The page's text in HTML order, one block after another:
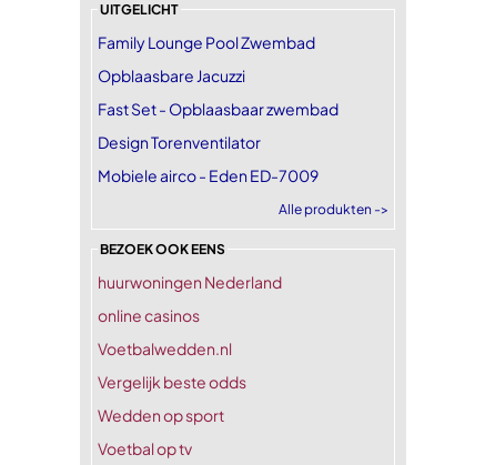
UITGELICHT
Family Lounge Pool Zwembad
Opblaasbare Jacuzzi
Fast Set - Opblaasbaar zwembad
Design Torenventilator
Mobiele airco - Eden ED-7009
Alle produkten ->
BEZOEK OOK EENS
huurwoningen Nederland
online casinos
Voetbalwedden.nl
Vergelijk beste odds
Wedden op sport
Voetbal op tv